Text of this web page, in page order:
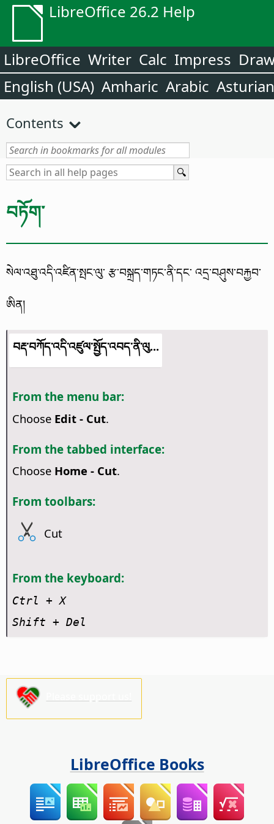
LibreOffice 26.2 Help
LibreOffice Writer Calc Impress
English (USA) Amharic Arabic Asturian
Contents
བཏོག་
སེལ་འཐུ་འདི་འཛིན་སྤང་ལུ་ རྩ་བསྐྲད་གཏང་ནི་དང་ འདྲ་བཤུས་བརྐྱབ་
ཨིན།
བརྡ་བཀོད་འདི་འཛུལ་སྤྱོད་འབད་ནི་ལུ...
From the menu bar:
Choose Edit - Cut.
From the tabbed interface:
Choose Home - Cut.
From toolbars:
Cut
From the keyboard:
Ctrl + X
Shift + Del
LibreOffice Books